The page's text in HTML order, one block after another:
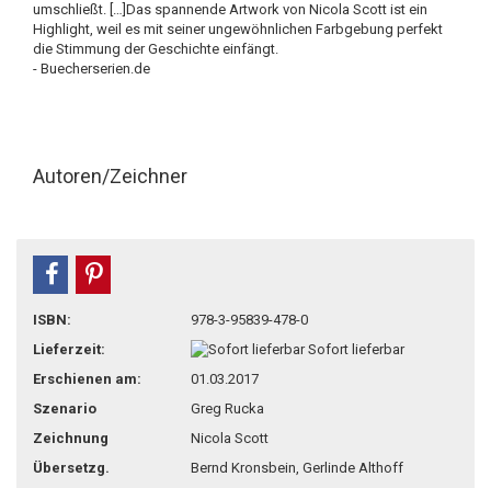
umschließt. […]Das spannende Artwork von Nicola Scott ist ein
Highlight, weil es mit seiner ungewöhnlichen Farbgebung perfekt
die Stimmung der Geschichte einfängt.
- Buecherserien.de
Autoren/Zeichner
teilen
ISBN:
978-3-95839-478-0
Lieferzeit:
Sofort lieferbar
Erschienen am:
01.03.2017
Szenario
Greg Rucka
Zeichnung
Nicola Scott
Übersetzg.
Bernd Kronsbein, Gerlinde Althoff